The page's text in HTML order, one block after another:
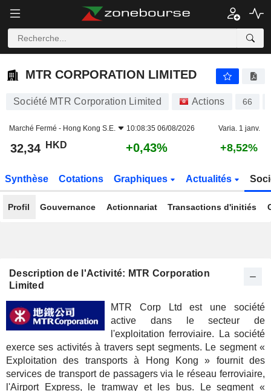
MTR CORPORATION LIMITED
MTR CORPORATION LIMITED
Société MTR Corporation Limited Actions 66
Marché Fermé - Hong Kong S.E. 10:08:35 06/08/2026 Varia. 1 janv.
32,34 HKD +0,43% +8,52%
Synthèse Cotations Graphiques Actualités
Profil Gouvernance Actionnariat Transactions d'initiés
Description de l'Activité: MTR Corporation
Limited
MTR Corp Ltd est une société
active dans le secteur de
l'exploitation ferroviaire. La société
exerce ses activités à travers sept segments. Le segment «
Exploitation des transports à Hong Kong » fournit des
services de transport de passagers via le réseau ferroviaire,
l'Airport Express, le tramway et les bus. Le segment «